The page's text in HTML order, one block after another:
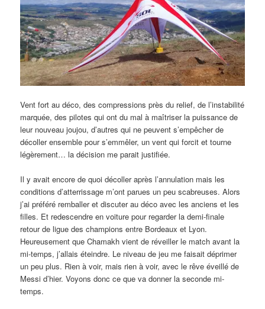
Vent fort au déco, des compressions près du relief, de l’instabilité
marquée, des pilotes qui ont du mal à maîtriser la puissance de
leur nouveau joujou, d’autres qui ne peuvent s’empêcher de
décoller ensemble pour s’emmêler, un vent qui forcit et tourne
légèrement… la décision me parait justifiée.
Il y avait encore de quoi décoller après l’annulation mais les
conditions d’atterrissage m’ont parues un peu scabreuses. Alors
j’ai préféré remballer et discuter au déco avec les anciens et les
filles. Et redescendre en voiture pour regarder la demi-finale
retour de ligue des champions entre Bordeaux et Lyon.
Heureusement que Chamakh vient de réveiller le match avant la
mi-temps, j’allais éteindre. Le niveau de jeu me faisait déprimer
un peu plus. Rien à voir, mais rien à voir, avec le rêve éveillé de
Messi d’hier. Voyons donc ce que va donner la seconde mi-
temps.